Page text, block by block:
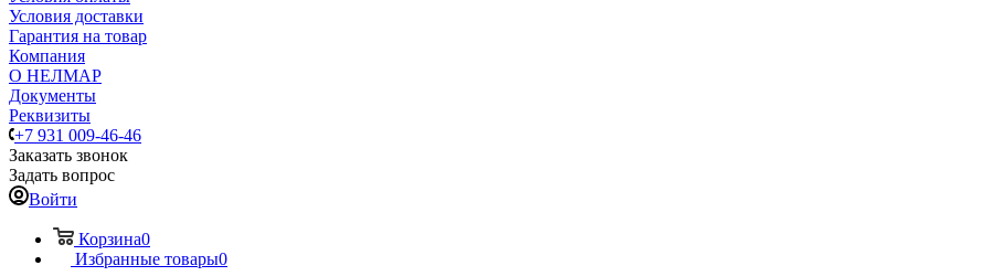
Условия доставки
Гарантия на товар
Компания
О НЕЛМАР
Документы
Реквизиты
+7 931 009-46-46
Заказать звонок
Задать вопрос
Войти
Корзина0
Избранные товары0